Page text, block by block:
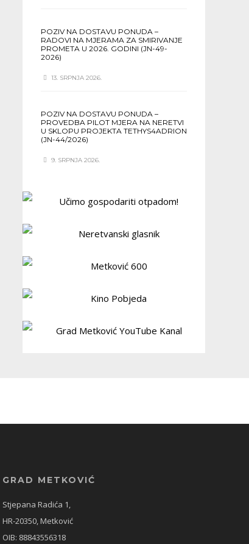
POZIV NA DOSTAVU PONUDA –
RADOVI NA MJERAMA ZA SMIRIVANJE
PROMETA U 2026. GODINI (JN-49-
2026)
13. SRPNJA 2026.
POZIV NA DOSTAVU PONUDA –
PROVEDBA PILOT MJERA NA NERETVI
U SKLOPU PROJEKTA TETHYS4ADRION
(JN-44/2026)
9. SRPNJA 2026.
GRAD METKOVIĆ
Stjepana Radića 1,
HR-20350, Metković
OIB: 88843556318